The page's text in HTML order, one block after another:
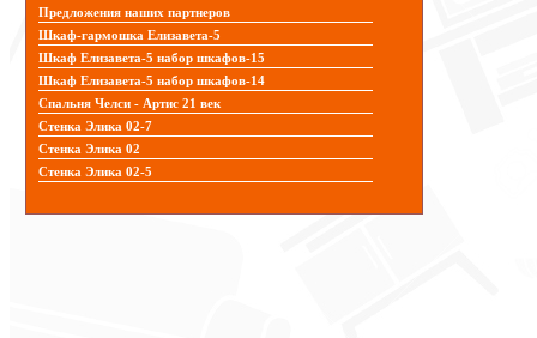
Предложения наших партнеров
Шкаф-гармошка Елизавета-5
Шкаф Елизавета-5 набор шкафов-15
Шкаф Елизавета-5 набор шкафов-14
Спальня Челси - Артис 21 век
Стенка Элика 02-7
Стенка Элика 02
Стенка Элика 02-5